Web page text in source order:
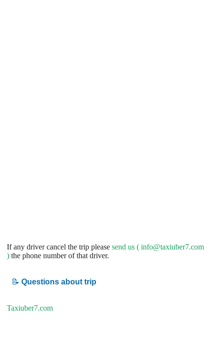
If any driver cancel the trip please send us ( info@taxiuber7.com
) the phone number of that driver.
📝 Questions about trip
Taxiuber7.com